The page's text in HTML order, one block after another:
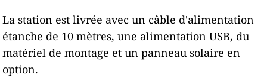
La station est livrée avec un câble d'alimentation
étanche de 10 mètres, une alimentation USB, du
matériel de montage et un panneau solaire en
option.